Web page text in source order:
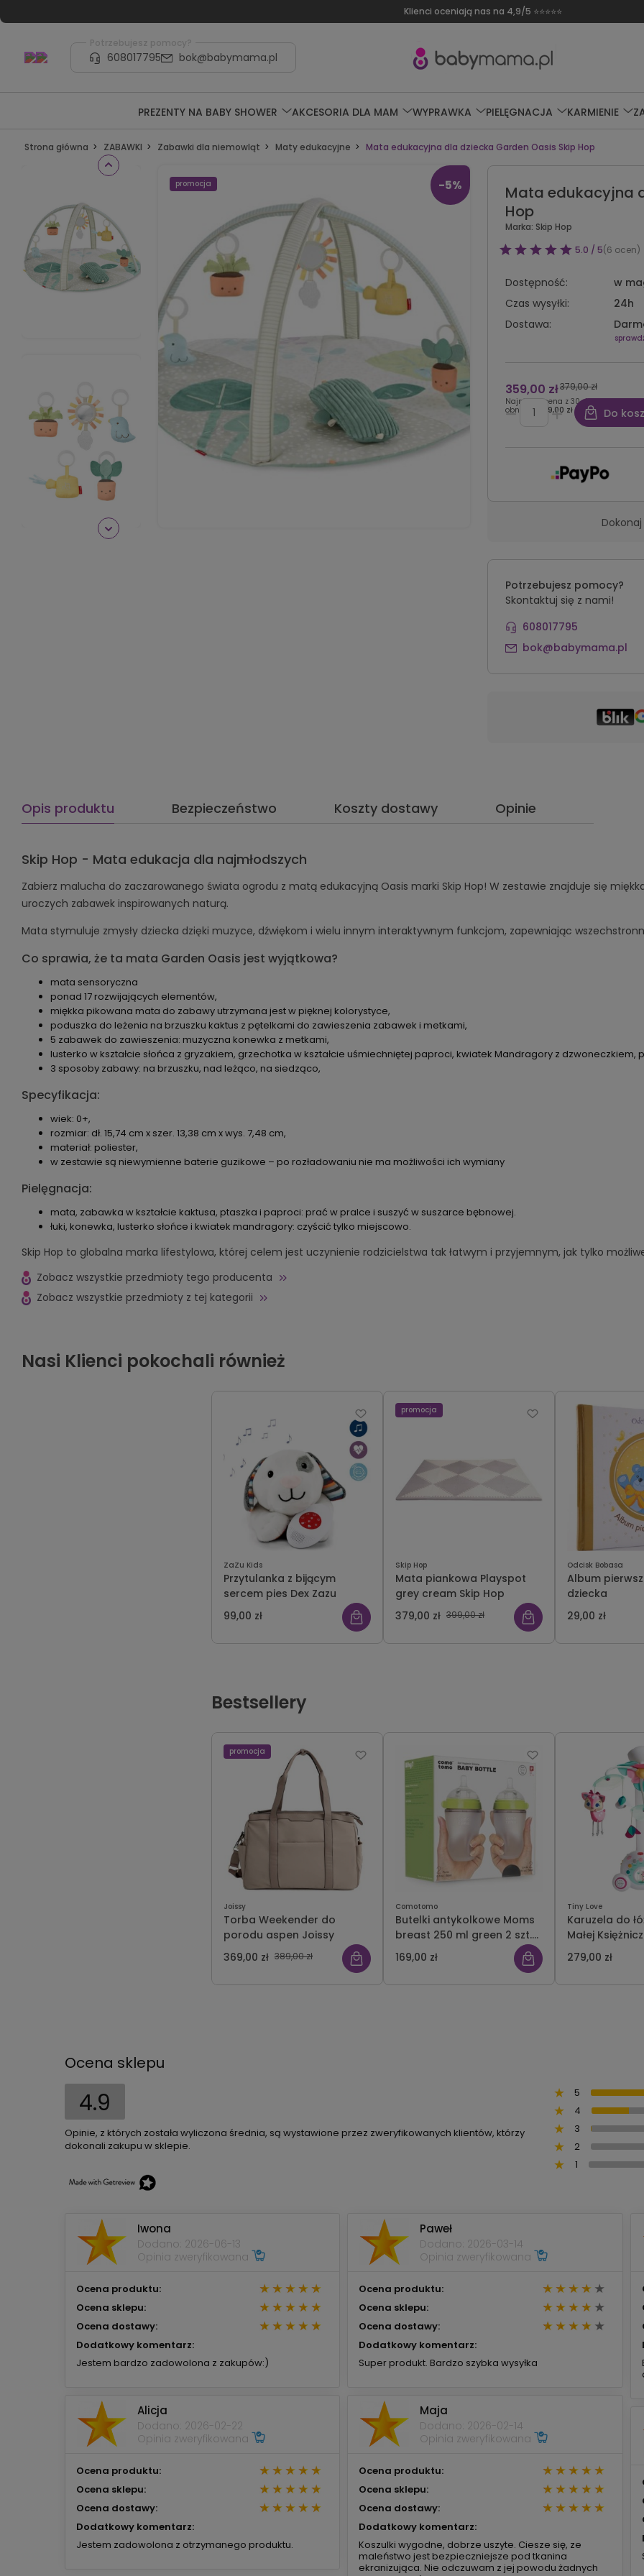
Darmowa dostawa od 249 zł
Potrzebujesz pomocy?
608017795 bok@babymama.pl
PREZENTY NA BABY SHOWER AKCESORIA DLA MAM WYPRAWKA PIELĘGNACJA KARMIENIE
Strona główna ZABAWKI Zabawki dla niemowląt Maty edukacyjne Mata edukacyjna dla dziecka Garden Oasis Skip Hop
-5%
promocja
Mata edukacyjna
Hop
Marka: Skip Hop
5.0 / 5(6 ocen)
Dostępność:
w
Czas wysyłki:
24h
Dostawa:
359,00 zł379,00 zł
Najniższa cena z 30 dni przed
obniżką:
379,00 zł Do
Potrzebujesz pomocy?
Skontaktuj się z nami!
608017795
bok@babymama.pl
Opis produktu Bezpieczeństwo Koszty dostawy Opinie
Skip Hop - Mata edukacja dla najmłodszych
Zabierz malucha do zaczarowanego świata ogrodu z matą edukacyjną Oasis marki Skip Hop! W zestawie znajduje się
uroczych zabawek inspirowanych naturą.
Mata stymuluje zmysły dziecka dzięki muzyce, dźwiękom i wielu innym interaktywnym funkcjom, zapewniając
Co sprawia, że ta mata Garden Oasis jest wyjątkowa?
mata sensoryczna
ponad 17 rozwijających elementów,
miękka pikowana mata do zabawy utrzymana jest w pięknej kolorystyce,
poduszka do leżenia na brzuszku kaktus z pętelkami do zawieszenia zabawek i metkami,
5 zabawek do zawieszenia: muzyczna konewka z metkami,
lusterko w kształcie słońca z gryzakiem, grzechotka w kształcie uśmiechniętej paproci, kwiatek Mandragory z dzwoneczkiem,
3 sposoby zabawy: na brzuszku, nad leżąco, na siedząco,
Specyfikacja:
wiek: 0+,
rozmiar: dł. 15,74 cm x szer. 13,38 cm x wys. 7,48 cm,
materiał: poliester,
w zestawie są niewymienne baterie guzikowe – po rozładowaniu nie ma możliwości ich wymiany
Pielęgnacja:
mata, zabawka w kształcie kaktusa, ptaszka i paproci: prać w pralce i suszyć w suszarce bębnowej.
łuki, konewka, lusterko słońce i kwiatek mandragory: czyścić tylko miejscowo.
Skip Hop to globalna marka lifestylowa, której celem jest uczynienie rodzicielstwa tak łatwym i przyjemnym, jak tylko
Zobacz wszystkie przedmioty tego producenta
Zobacz wszystkie przedmioty z tej kategorii
Nasi Klienci pokochali również
ZaZu Kids
Przytulanka z bijącym
sercem pies Dex Zazu
99,00 zł
Skip Hop
Mata piankowa Playspot
grey cream Skip Hop
379,00 zł 399,00 zł
promocja
Odcisk Bobasa
Album
dziecka
29,00 zł
Bestsellery
Joissy
Torba Weekender do
porodu aspen Joissy
369,00 zł 389,00 zł
promocja
Comotomo
Butelki antykolkowe Moms
breast 250 ml green 2 szt.
Comotomo
169,00 zł
Tiny Love
Karuzela do
Małej
279,00 zł
Ocena sklepu
4.9
Opinie, z których została wyliczona średnia, są wystawione przez zweryfikowanych klientów, którzy
dokonali zakupu w sklepie.
5
4
3
2
1
Iwona
Dodano: 2026-06-13
Opinia zweryfikowana
Ocena produktu:
Ocena sklepu:
Ocena dostawy:
Dodatkowy komentarz:
Jestem bardzo zadowolona z zakupów:)
Paweł
Dodano: 2026-03-14
Opinia zweryfikowana
Ocena produktu:
Ocena sklepu:
Ocena dostawy:
Dodatkowy komentarz:
Super produkt. Bardzo szybka wysyłka
Alicja
Dodano: 2026-02-22
Opinia zweryfikowana
Ocena produktu:
Ocena sklepu:
Ocena dostawy:
Dodatkowy komentarz:
Jestem zadowolona z otrzymanego produktu.
Maja
Dodano: 2026-02-14
Opinia zweryfikowana
Ocena produktu:
Ocena sklepu:
Ocena dostawy:
Dodatkowy komentarz:
Koszulki wygodne, dobrze uszyte. Ciesze się, ze
maleństwo jest bezpieczniejsze pod tkanina
ekranizująca. Nie odczuwam z jej powodu żadnych